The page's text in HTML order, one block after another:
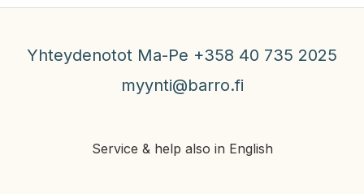
Yhteydenotot Ma-Pe +358 40 735 2025
myynti@barro.fi
Service & help also in English